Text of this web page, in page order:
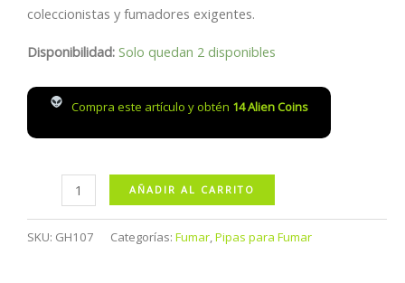
coleccionistas y fumadores exigentes.
Disponibilidad: Solo quedan 2 disponibles
Compra este artículo y obtén 14Alien Coins
Cuadrada
Dorada
AÑADIR AL CARRITO
SKU: GH107 Categorías: Fumar,Pipas para Fumar